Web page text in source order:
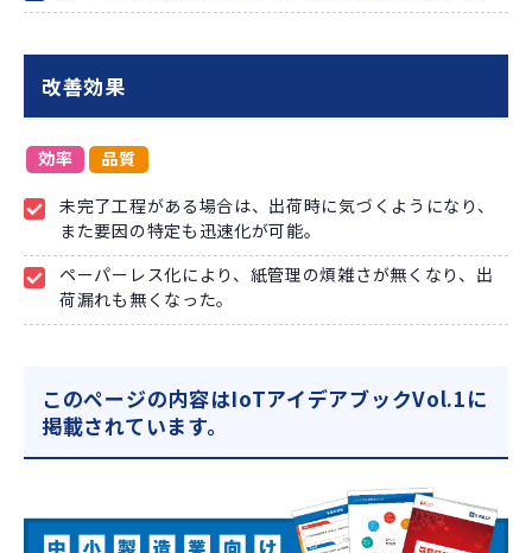
改善効果
効率
品質
未完了工程がある場合は、出荷時に気づくようになり、
また要因の特定も迅速化が可能。
ペーパーレス化により、紙管理の煩雑さが無くなり、出
荷漏れも無くなった。
このページの内容はIoTアイデアブックVol.1に
掲載されています。